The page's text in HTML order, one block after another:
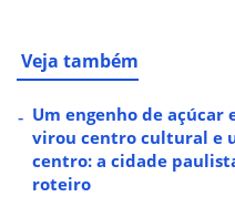
Veja também
Um engenho de açúcar
virou centro cultural e
centro: a cidade
roteiro